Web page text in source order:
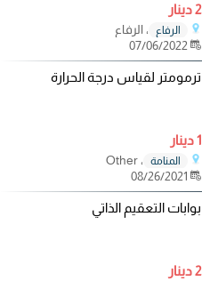
2 دينار
الرفاع
، الرفاع
ترمومتر لقياس درجة الحرارة
1 دينار
المنامة
، Other
بوابات التعقيم الذاتي
2 دينار